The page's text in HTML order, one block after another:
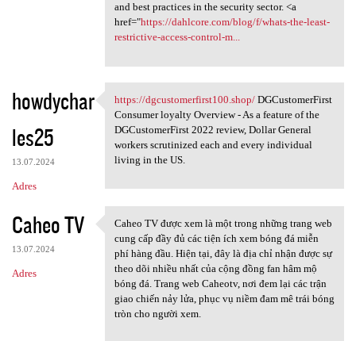
and best practices in the security sector. <a
href="https://dahlcore.com/blog/f/whats-the-least-
restrictive-access-control-m...
howdychar
les25
13.07.2024
Adres
https://dgcustomerfirst100
https://dgcustomerfirst100.shop/DGCustomerFirst
Consumer loyalty Overview - As a feature of the
DGCustomerFirst 2022 review, Dollar General
workers scrutinized each and every individual
living in the US.
Caheo TV
13.07.2024
Adres
Caheo TV được xem là một
Caheo TV được xem là một trong những trang web
cung cấp đầy đủ các tiện ích xem bóng đá miễn
phí hàng đầu. Hiện tại, đây là địa chỉ nhận được sự
theo dõi nhiều nhất của cộng đồng fan hâm mộ
bóng đá. Trang web Caheotv, nơi đem lại các trận
giao chiến nảy lửa, phục vụ niềm đam mê trái bóng
tròn cho người xem.